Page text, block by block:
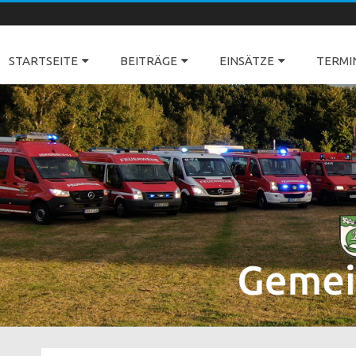
STARTSEITE BEITRÄGE EINSÄTZE